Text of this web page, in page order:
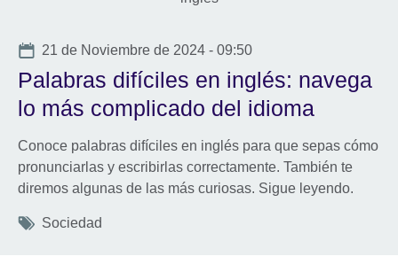
available.
Date
21 de Noviembre de 2024 - 09:50
Palabras difíciles en inglés: navega
lo más complicado del idioma
Conoce palabras difíciles en inglés para que sepas cómo
pronunciarlas y escribirlas correctamente. También te
diremos algunas de las más curiosas. Sigue leyendo.
Tags
Sociedad